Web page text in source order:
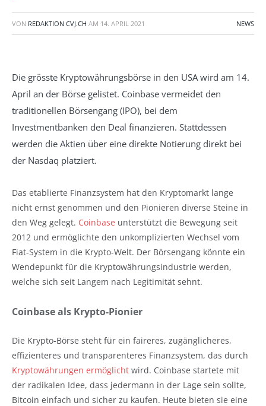
VON REDAKTION CVJ.CH AM 14. APRIL 2021 NEWS
Die grösste Kryptowährungsbörse in den USA wird am 14.
April an der Börse gelistet. Coinbase vermeidet den
traditionellen Börsengang (IPO), bei dem
Investmentbanken den Deal finanzieren. Stattdessen
werden die Aktien über eine direkte Notierung direkt bei
der Nasdaq platziert.
Das etablierte Finanzsystem hat den Kryptomarkt lange
nicht ernst genommen und den Pionieren diverse Steine in
den Weg gelegt. Coinbase unterstützt die Bewegung seit
2012 und ermöglichte den unkomplizierten Wechsel vom
Fiat-System in die Krypto-Welt. Der Börsengang könnte ein
Wendepunkt für die Kryptowährungsindustrie werden,
welche sich seit Langem nach Legitimität sehnt.
Coinbase als Krypto-Pionier
Die Krypto-Börse steht für ein faireres, zugänglicheres,
effizienteres und transparenteres Finanzsystem, das durch
Kryptowährungen ermöglicht wird. Coinbase startete mit
der radikalen Idee, dass jedermann in der Lage sein sollte,
Bitcoin einfach und sicher zu kaufen. Heute bieten sie eine